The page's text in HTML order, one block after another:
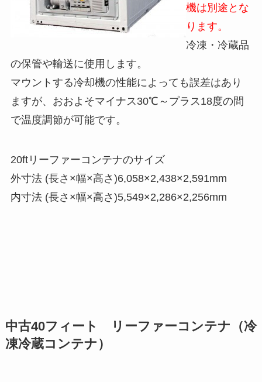
機は別途とな
ります。
冷凍・冷蔵品
の保管や輸送に使用します。
マウントする冷却機の性能によっても誤差はあり
ますが、おおよそマイナス30℃～プラス18度の間
で温度調節が可能です。
20ftリーファーコンテナのサイズ
外寸法 (長さ×幅×高さ)6,058×2,438×2,591mm
内寸法 (長さ×幅×高さ)5,549×2,286×2,256mm
中古40フィート リーファーコンテナ（冷
凍冷蔵コンテナ）